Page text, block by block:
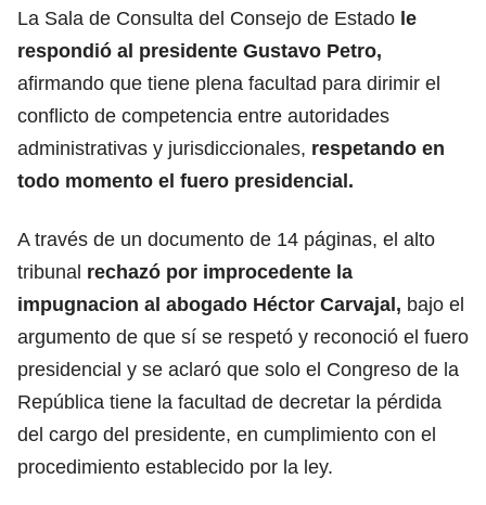
La Sala de Consulta del Consejo de Estado le
respondió al presidente Gustavo Petro,
afirmando que tiene plena facultad para dirimir el
conflicto de competencia entre autoridades
administrativas y jurisdiccionales, respetando en
todo momento el fuero presidencial.
A través de un documento de 14 páginas, el alto
tribunal rechazó por improcedente la
impugnacion al abogado Héctor Carvajal, bajo el
argumento de que sí se respetó y reconoció el fuero
presidencial y se aclaró que solo el Congreso de la
República tiene la facultad de decretar la pérdida
del cargo del presidente, en cumplimiento con el
procedimiento establecido por la ley.